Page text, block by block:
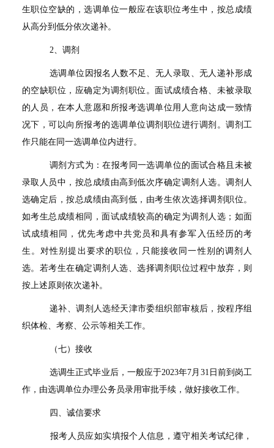
生职位空缺的，选调单位一般应在该职位考生中，按总成绩
从高分到低分依次递补。
2、调剂
选调单位因报名人数不足、无人录取、无人递补形成
的空缺职位，应确定为调剂职位。面试成绩合格、未被录取
的人员，在本人意愿和所报考选调单位用人意向达成一致情
况下，可以向所报考的选调单位调剂职位进行调剂。调剂工
作只能在同一选调单位内进行。
调剂方式为：在报考同一选调单位的面试合格且未被
录取人员中，按总成绩由高到低次序确定调剂人选。调剂人
选确定后，按总成绩由高到低，由考生依次选择调剂职位。
如考生总成绩相同，面试成绩较高的确定为调剂人选；如面
试成绩相同，优先考虑中共党员和具有参军入伍经历的考
生。对性别提出要求的职位，只能接收同一性别的调剂人
选。若考生在确定调剂人选、选择调剂职位过程中放弃，则
按上述原则依次递补。
递补、调剂人选经天津市委组织部审核后，按程序组
织体检、考察、公示等相关工作。
（七）接收
选调生正式毕业后，一般应于2023年7月 31 日前到岗工
作，由选调单位办理公务员录用审批手续，做好接收工作。
四、诚信要求
报考人员应如实填报个人信息，遵守相关考试纪律，